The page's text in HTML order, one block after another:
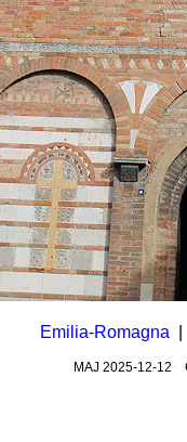
Emilia-Romagna
MAJ 2025-12-12